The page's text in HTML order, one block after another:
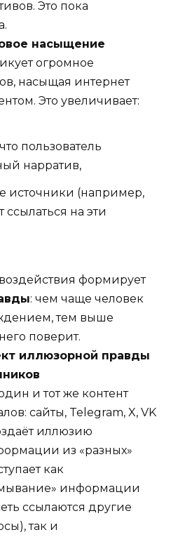
Это пока
насыщение
огромное
насыщая интернет
Это увеличивает:
пользователь
нарратив,
источники (например,
на эти
формирует
: чем чаще человек
тем выше
поверит.
иллюзорной правды
и тот же контент
сайты, Telegram, X, VK
иллюзию
из «разных»
как
информации
ссылаются другие
так и